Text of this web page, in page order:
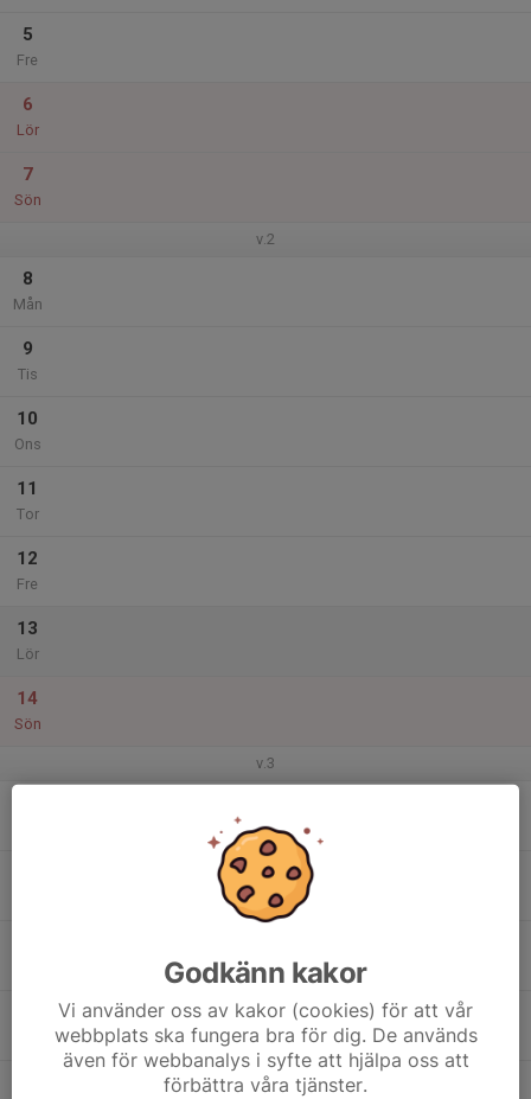
5
Fre
6
Lör
7
Sön
v.2
8
Mån
9
Tis
10
Ons
11
Tor
12
Fre
13
Lör
14
Sön
v.3
Godkänn kakor
Vi använder oss av kakor (cookies) för att vår
webbplats ska fungera bra för dig. De används
även för webbanalys i syfte att hjälpa oss att
förbättra våra tjänster.